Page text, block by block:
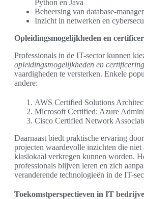
Python en Java
Beheersing van database-
Inzicht in netwerken en
Opleidingsmogelijkheden en
Professionals in de IT-sector kunnen
opleidingsmogelijkheden en
vaardigheden te versterken. Enkele
andere:
AWS Certified Solutions
Microsoft Certified: Azure
Cisco Certified Network
Daarnaast biedt praktische ervaring
projecten waardevolle inzichten die niet
klaslokaal verkregen kunnen worden.
professionals blijven leren en zich
veranderende technologieën in de IT-
Toekomstperspectieven in IT